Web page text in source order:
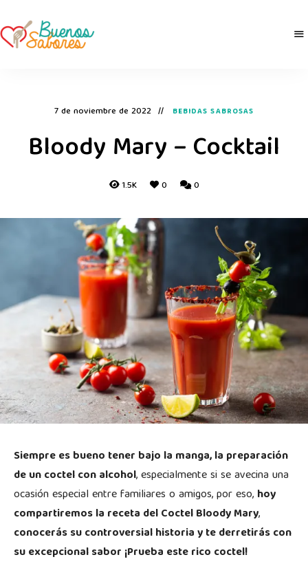
7 de noviembre de 2022 BEBIDAS SABROSAS
Bloody Mary – Cocktail
1.5K 0 0
Siempre es bueno tener bajo la manga, la preparación
de un coctel con alcohol, especialmente si se avecina una
ocasión especial entre familiares o amigos, por eso, hoy
compartiremos la receta del Coctel Bloody Mary,
conocerás su controversial historia y te derretirás con
su excepcional sabor ¡Prueba este rico coctel!